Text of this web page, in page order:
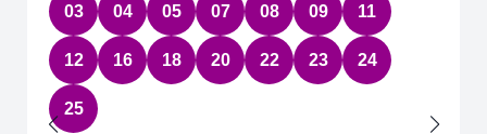
03 04 05 07 08 09 11
12 16 18 20 22 23 24
25